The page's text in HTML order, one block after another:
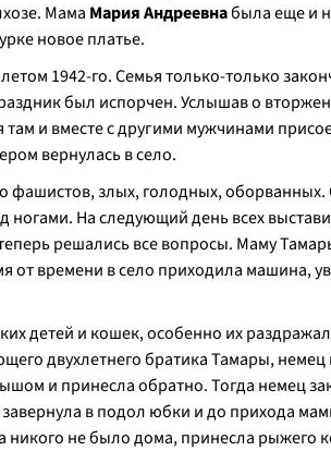
Мама Мария Андреевнабыла еще и
новое платье.
1942-го. Семья только-только
был испорчен. Услышав о
там и вместе с другими мужчинами
вернулась в село.
фашистов, злых, голодных,
ногами. На следующий день всех
решались все вопросы. Маму
от времени в село приходила машина,
детей и кошек, особенно их
двухлетнего братика Тамары,
и принесла обратно. Тогда немец
в подол юбки и до прихода
не было дома, принесла рыжего